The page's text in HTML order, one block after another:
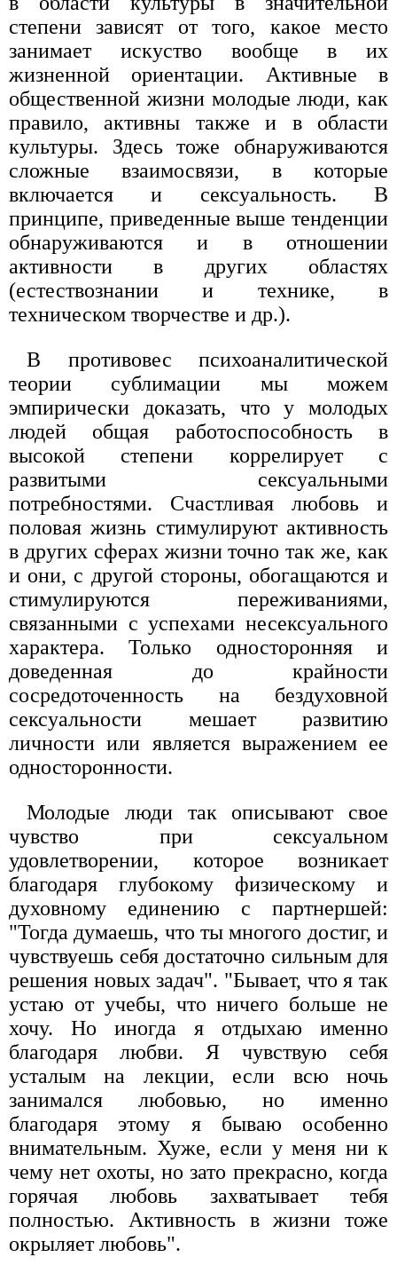
степени зависят от того, какое место
занимает искуство вообще в их
жизненной ориентации. Активные в
общественной жизни молодые люди, как
правило, активны также и в области
культуры. Здесь тоже обнаруживаются
сложные взаимосвязи, в которые
включается и сексуальность. В
принципе, приведенные выше тенденции
обнаруживаются и в отношении
активности в других областях
(естествознании и технике, в
техническом творчестве и др.).
В противовес психоаналитической
теории сублимации мы можем
эмпирически доказать, что у молодых
людей общая работоспособность в
высокой степени коррелирует с
развитыми сексуальными
потребностями. Счастливая любовь и
половая жизнь стимулируют активность
в других сферах жизни точно так же, как
и они, с другой стороны, обогащаются и
стимулируются переживаниями,
связанными с успехами несексуального
характера. Только односторонняя и
доведенная до крайности
сосредоточенность на бездуховной
сексуальности мешает развитию
личности или является выражением ее
односторонности.
Молодые люди так описывают свое
чувство при сексуальном
удовлетворении, которое возникает
благодаря глубокому физическому и
духовному единению с партнершей:
"Тогда думаешь, что ты многого достиг, и
чувствуешь себя достаточно сильным для
решения новых задач". "Бывает, что я так
устаю от учебы, что ничего больше не
хочу. Но иногда я отдыхаю именно
благодаря любви. Я чувствую себя
усталым на лекции, если всю ночь
занимался любовью, но именно
благодаря этому я бываю особенно
внимательным. Хуже, если у меня ни к
чему нет охоты, но зато прекрасно, когда
горячая любовь захватывает тебя
полностью. Активность в жизни тоже
окрыляет любовь".